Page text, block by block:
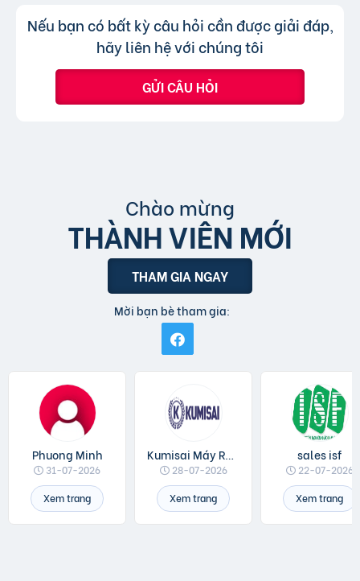
bài đăng.
Trả lời:
Không, trang web chỉ chấp nhận các
tin đăng sử dụng tiếng Việt có dấu.
Nếu bạn có bất kỳ câu hỏi cần được giải đáp,
hãy liên hệ với chúng tôi
GỬI CÂU HỎI
Chào mừng
THÀNH VIÊN MỚI
THAM GIA NGAY
Mời bạn bè tham gia:
Phuong Minh
31-07-2026
Xem trang
Kumisai Máy Rửa Xe
28-07-2026
Xem trang
sales isf
22-07-2026
Xem trang